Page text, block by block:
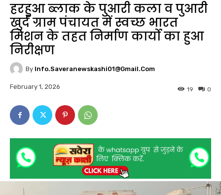
हरहुआ ब्लाक के पुआरी कला व पुआरी
खुर्द ग्राम पंचायत में स्वच्छ भारत
मिशन के तहत निर्माण कार्यो का हुआ
निरीक्षण
By Info.saveranewskashi01@gmail.com
February 1, 2026 0
19